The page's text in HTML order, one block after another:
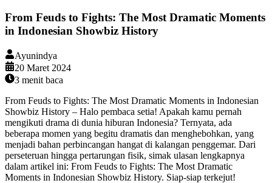
From Feuds to Fights: The Most Dramatic Moments
in Indonesian Showbiz History
Ayunindya
20 Maret 2024
3 menit baca
From Feuds to Fights: The Most Dramatic Moments in Indonesian
Showbiz History – Halo pembaca setia! Apakah kamu pernah
mengikuti drama di dunia hiburan Indonesia? Ternyata, ada
beberapa momen yang begitu dramatis dan menghebohkan, yang
menjadi bahan perbincangan hangat di kalangan penggemar. Dari
perseteruan hingga pertarungan fisik, simak ulasan lengkapnya
dalam artikel ini: From Feuds to Fights: The Most Dramatic
Moments in Indonesian Showbiz History. Siap-siap terkejut!